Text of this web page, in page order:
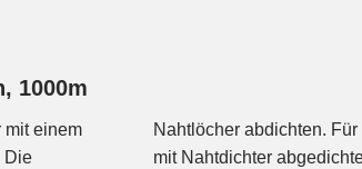
1000m
mit einem
Die
trotzdem
mit Nahtdichter